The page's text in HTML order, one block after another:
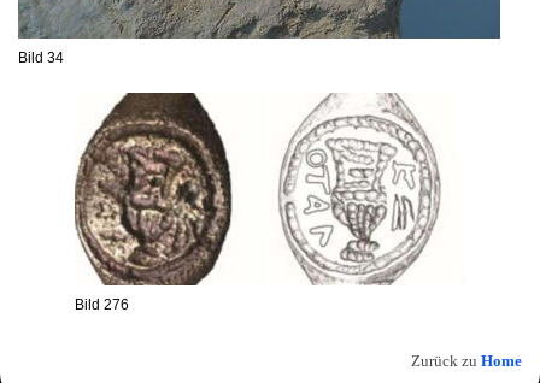
Bild 34
Bild 276
Zurück zu Home